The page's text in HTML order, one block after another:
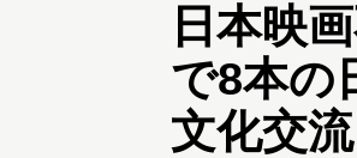
日本映
で8本の
文化交流